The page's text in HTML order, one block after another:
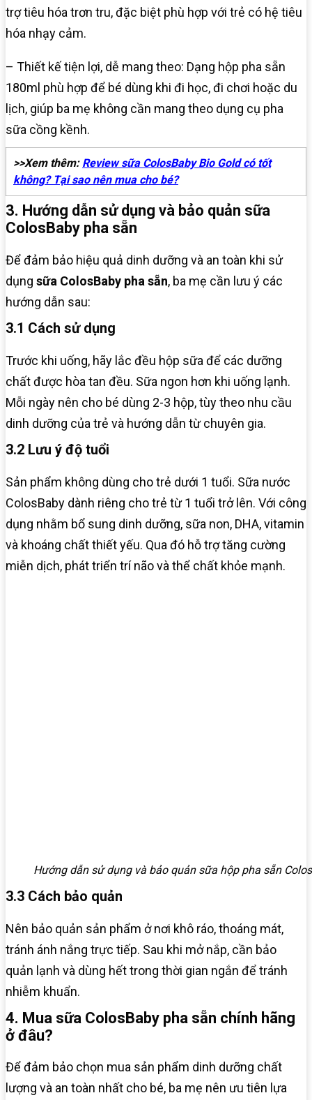
trợ tiêu hóa trơn tru, đặc biệt phù hợp với trẻ có hệ tiêu
hóa nhạy cảm.
– Thiết kế tiện lợi, dễ mang theo: Dạng hộp pha sẵn
180ml phù hợp để bé dùng khi đi học, đi chơi hoặc du
lịch, giúp ba mẹ không cần mang theo dụng cụ pha
sữa cồng kềnh.
>>Xem thêm: Review sữa ColosBaby Bio Gold có tốt
không? Tại sao nên mua cho bé?
3. Hướng dẫn sử dụng và bảo quản sữa
ColosBaby pha sẵn
Để đảm bảo hiệu quả dinh dưỡng và an toàn khi sử
dụng sữa ColosBaby pha sẵn, ba mẹ cần lưu ý các
hướng dẫn sau:
3.1 Cách sử dụng
Trước khi uống, hãy lắc đều hộp sữa để các dưỡng
chất được hòa tan đều. Sữa ngon hơn khi uống lạnh.
Mỗi ngày nên cho bé dùng 2-3 hộp, tùy theo nhu cầu
dinh dưỡng của trẻ và hướng dẫn từ chuyên gia.
3.2 Lưu ý độ tuổi
Sản phẩm không dùng cho trẻ dưới 1 tuổi. Sữa nước
ColosBaby dành riêng cho trẻ từ 1 tuổi trở lên. Với công
dụng nhằm bổ sung dinh dưỡng, sữa non, DHA, vitamin
và khoáng chất thiết yếu. Qua đó hỗ trợ tăng cường
miễn dịch, phát triển trí não và thể chất khỏe mạnh.
Hướng dẫn sử dụng và bảo quản sữa hộp pha sẵn
3.3 Cách bảo quản
Nên bảo quản sản phẩm ở nơi khô ráo, thoáng mát,
tránh ánh nắng trực tiếp. Sau khi mở nắp, cần bảo
quản lạnh và dùng hết trong thời gian ngắn để tránh
nhiễm khuẩn.
4. Mua sữa ColosBaby pha sẵn chính hãng
ở đâu?
Để đảm bảo chọn mua sản phẩm dinh dưỡng chất
lượng và an toàn nhất cho bé, ba mẹ nên ưu tiên lựa